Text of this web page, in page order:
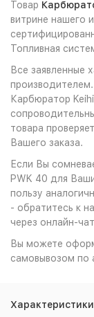
Товар
витрине нашего
Топливная
Все заявленные
Карбюратор
товара
Вашего заказа.
Если Вы
PWK 40 для
пользу
- обратитесь к
через онлайн-
Вы можете
самовывозом по
Характеристики